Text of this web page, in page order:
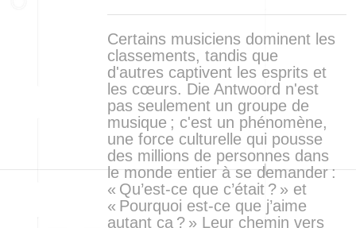
Certains musiciens dominent les
classements, tandis que
d'autres captivent les esprits et
les cœurs. Die Antwoord n'est
pas seulement un groupe de
musique ; c'est un phénomène,
une force culturelle qui pousse
des millions de personnes dans
le monde entier à se demander :
« Qu’est-ce que c’était ? » et
« Pourquoi est-ce que j’aime
autant ça ? » Leur chemin vers